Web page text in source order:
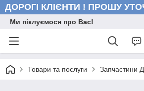
ДОРОГІ КЛІЄНТИ ! ПРОШУ
Ми піклуємося про Вас!
Товари та послуги Запчастини